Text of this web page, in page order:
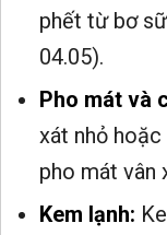
phết từ bơ
04.05).
Pho mát và
xát nhỏ
pho mát vân
Kem lạnh: